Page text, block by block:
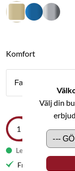
Välj din
Komfort
Fast
Leveranstid från
Fri frakt till butik